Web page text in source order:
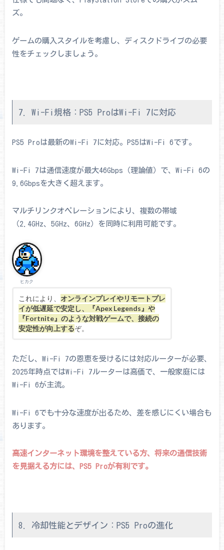
ズ。
ゲームの購入スタイルを考慮し、ディスクドライブの必要
性をチェックしましょう。
7. Wi-Fi規格：PS5 ProはWi-Fi 7に対応
PS5 Proは最新のWi-Fi 7に対応。PS5はWi-Fi 6です。
Wi-Fi 7は通信速度が最大46Gbps（理論値）で、Wi-Fi 6の
9.6Gbpsを大きく超えます。
マルチリンクオペレーションにより、複数の帯域
（2.4GHz、5GHz、6GHz）を同時に利用可能です。
ヒカク
これにより、 オンラインプレイやリモートプレ
イが低遅延で安定し、『Apex Legends』や
『Fortnite』のような対戦ゲームで、接続の
安定性が向上するぞ。
ただし、Wi-Fi 7の恩恵を受けるには対応ルーターが必要、
2025年時点ではWi-Fi 7ルーターは高価で、一般家庭には
Wi-Fi 6が主流。
Wi-Fi 6でも十分な速度が出るため、差を感じにくい場合も
あります。
高速インターネット環境を整えている方、将来の通信技術
を見据える方には、PS5 Proが有利です。
8. 冷却性能とデザイン：PS5 Proの進化